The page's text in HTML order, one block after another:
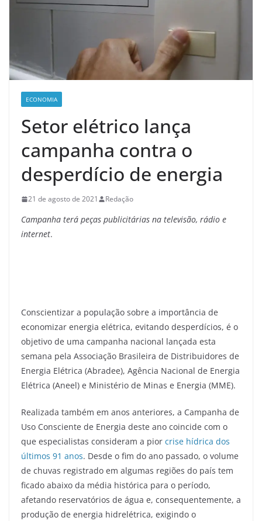
ECONOMIA
Setor elétrico lança
campanha contra o
desperdício de energia
21 de agosto de 2021 Redação
Campanha terá peças publicitárias na televisão, rádio e
internet.
Conscientizar a população sobre a importância de
economizar energia elétrica, evitando desperdícios, é o
objetivo de uma campanha nacional lançada esta
semana pela Associação Brasileira de Distribuidores de
Energia Elétrica (Abradee), Agência Nacional de Energia
Elétrica (Aneel) e Ministério de Minas e Energia (MME).
Realizada também em anos anteriores, a Campanha de
Uso Consciente de Energia deste ano coincide com o
que especialistas consideram a pior crise hídrica dos
últimos 91 anos. Desde o fim do ano passado, o volume
de chuvas registrado em algumas regiões do país tem
ficado abaixo da média histórica para o período,
afetando reservatórios de água e, consequentemente, a
produção de energia hidrelétrica, exigindo o